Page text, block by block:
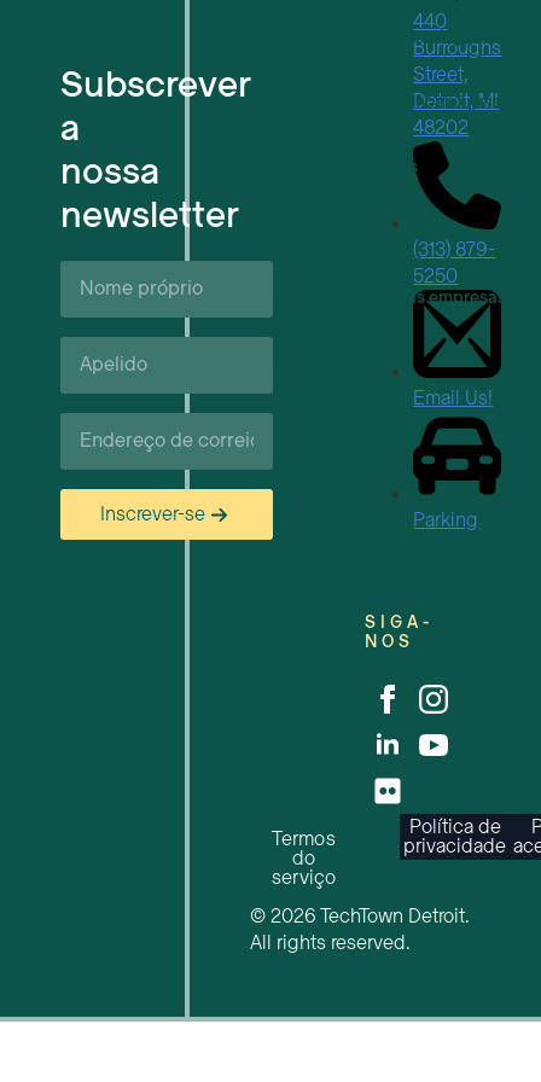
Subscrever
a
nossa
newsletter
Nome
próprio*
Apelido*
Correio
eletrónico*
Inscrever-se
Para empresas tecnológicas em
Espaços de trabalho flexíveis
Reservas de locais
Próximos eventos
Apoio e recursos às empresas
440
Burroughs
Street,
Detroit, MI
48202
(313) 879-
5250
Email Us!
Parking
SIGA-
NOS
Termos
do
serviço
Política de
privacidade
© 2026 TechTown Detroit.
All rights reserved.